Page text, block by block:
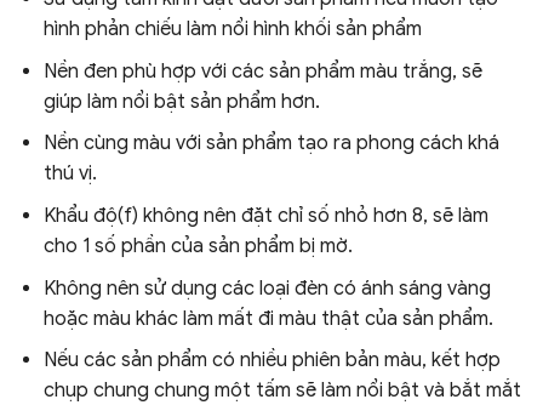
hình phản chiếu làm nổi hình khối sản phẩm
Nền đen phù hợp với các sản phẩm màu trắng, sẽ
giúp làm nổi bật sản phẩm hơn.
Nền cùng màu với sản phẩm tạo ra phong cách khá
thú vị.
Khẩu độ(f) không nên đặt chỉ số nhỏ hơn 8, sẽ làm
cho 1 số phần của sản phẩm bị mờ.
Không nên sử dụng các loại đèn có ánh sáng vàng
hoặc màu khác làm mất đi màu thật của sản phẩm.
Nếu các sản phẩm có nhiều phiên bản màu, kết hợp
chụp chung chung một tấm sẽ làm nổi bật và bắt mắt